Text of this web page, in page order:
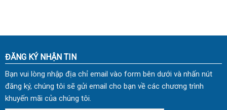
ĐĂNG KÝ NHẬN TIN
Bạn vui lòng nhập địa chỉ email vào form bên dưới và nhấn nút
đăng ký, chúng tôi sẽ gửi email cho bạn về các chương trình
khuyến mãi của chúng tôi.